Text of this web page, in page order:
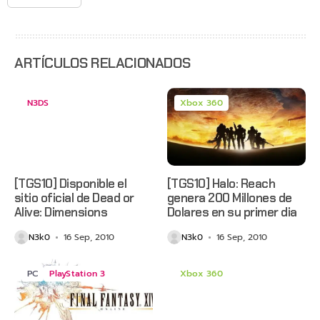
ARTÍCULOS RELACIONADOS
N3DS
[TGS10] Disponible el
sitio oficial de Dead or
Alive: Dimensions
N3k0 16 Sep, 2010
Xbox 360
[TGS10] Halo: Reach
genera 200 Millones de
Dolares en su primer dia
N3k0 16 Sep, 2010
PC PlayStation 3 Xbox 360